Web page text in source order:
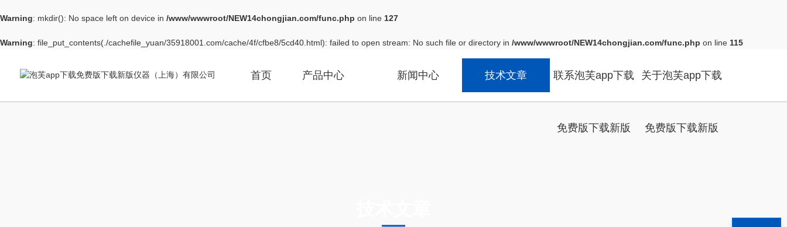
Warning: mkdir(): No space left on device in /www/wwwroot/NEW14chongjian.com/func.php on line 127
Warning: file_put_contents(./cachefile_yuan/35918001.com/cache/4f/cfbe8/5cd40.html): failed to open stream: No such file or directory in /www/wwwroot/NEW14chongjian.com/func.php on line 115
首页 产品中心 新闻中心 技术文章 联系泡芙app下载
免费版下载新版
关于泡芙app下载
免费版下载新版